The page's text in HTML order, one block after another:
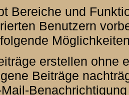
Bereiche und
Benutzern
erstellen ohne
Beiträge